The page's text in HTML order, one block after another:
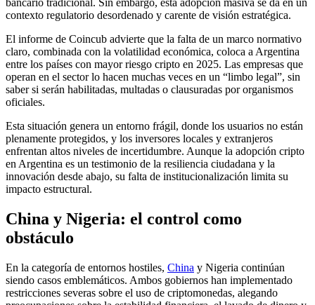
bancario tradicional. Sin embargo, esta adopción masiva se da en un
contexto regulatorio desordenado y carente de visión estratégica.
El informe de Coincub advierte que la falta de un marco normativo
claro, combinada con la volatilidad económica, coloca a Argentina
entre los países con mayor riesgo cripto en 2025. Las empresas que
operan en el sector lo hacen muchas veces en un “limbo legal”, sin
saber si serán habilitadas, multadas o clausuradas por organismos
oficiales.
Esta situación genera un entorno frágil, donde los usuarios no están
plenamente protegidos, y los inversores locales y extranjeros
enfrentan altos niveles de incertidumbre. Aunque la adopción cripto
en Argentina es un testimonio de la resiliencia ciudadana y la
innovación desde abajo, su falta de institucionalización limita su
impacto estructural.
China y Nigeria: el control como
obstáculo
En la categoría de entornos hostiles, China y Nigeria continúan
siendo casos emblemáticos. Ambos gobiernos han implementado
restricciones severas sobre el uso de criptomonedas, alegando